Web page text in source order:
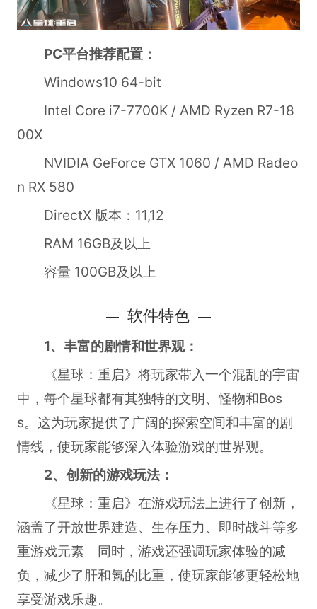
PC平台推荐配置：
Windows10 64-bit
Intel Core i7-7700K / AMD Ryzen R7-18
00X
NVIDIA GeForce GTX 1060 / AMD Radeo
n RX 580
DirectX 版本：11,12
RAM 16GB及以上
容量 100GB及以上
软件特色
1、丰富的剧情和世界观：
《星球：重启》将玩家带入一个混乱的宇宙
中，每个星球都有其独特的文明、怪物和Bos
s。这为玩家提供了广阔的探索空间和丰富的剧
情线，使玩家能够深入体验游戏的世界观。
2、创新的游戏玩法：
《星球：重启》在游戏玩法上进行了创新，
涵盖了开放世界建造、生存压力、即时战斗等多
重游戏元素。同时，游戏还强调玩家体验的减
负，减少了肝和氪的比重，使玩家能够更轻松地
享受游戏乐趣。